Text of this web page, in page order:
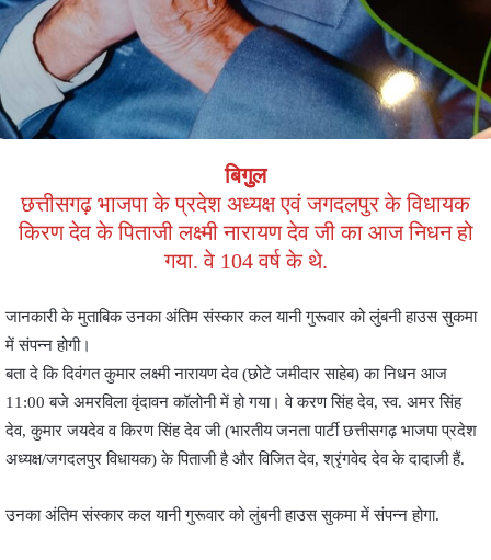
बिगुुल
छत्तीसगढ़ भाजपा के प्रदेश अध्यक्ष एवं जगदलपुर के विधायक
किरण देव के पिताजी लक्ष्मी नारायण देव जी का आज निधन हो
गया. वे 104 वर्ष के थे.
जानकारी के मुताबिक उनका अंतिम संस्कार कल यानी गुरूवार को लुंबनी हाउस सुकमा
में संपन्न होगी।
बता दे कि दिवंगत कुमार लक्ष्मी नारायण देव (छोटे जमीदार साहेब) का निधन आज
11:00 बजे अमरविला वृंदावन कॉलोनी में हो गया। वे करण सिंह देव, स्व. अमर सिंह
देव, कुमार जयदेव व किरण सिंह देव जी (भारतीय जनता पार्टी छत्तीसगढ़ भाजपा प्रदेश
अध्यक्ष/जगदलपुर विधायक) के पिताजी है और विजित देव, श्रृंगवेद देव के दादाजी हैं.
उनका अंतिम संस्कार कल यानी गुरूवार को लुंबनी हाउस सुकमा में संपन्न होगा.